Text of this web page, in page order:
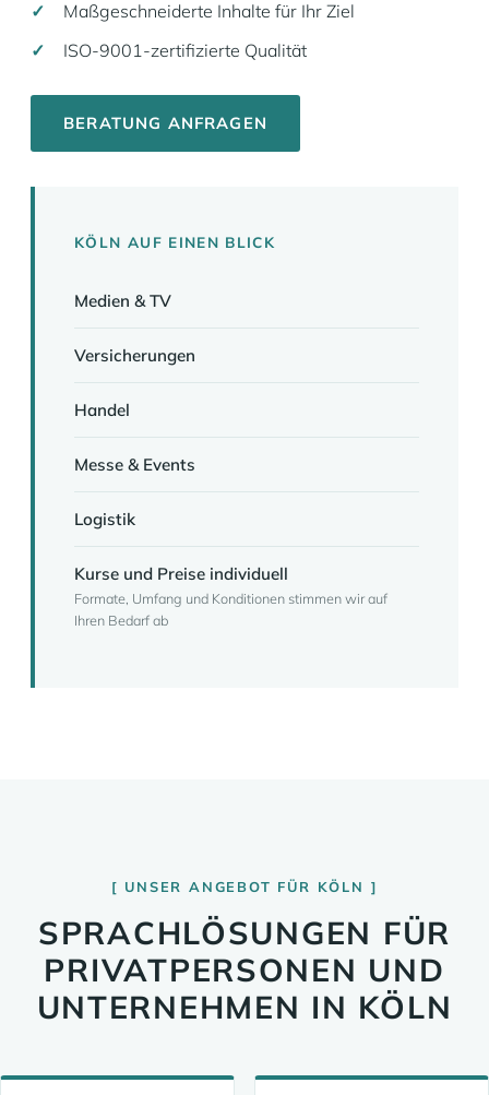
Maßgeschneiderte Inhalte für Ihr Ziel
ISO-9001-zertifizierte Qualität
BERATUNG ANFRAGEN
KÖLN AUF EINEN BLICK
Medien & TV
Versicherungen
Handel
Messe & Events
Logistik
Kurse und Preise individuell
Formate, Umfang und Konditionen stimmen wir auf
Ihren Bedarf ab
UNSER ANGEBOT FÜR KÖLN
SPRACHLÖSUNGEN FÜR
PRIVATPERSONEN UND
UNTERNEHMEN IN KÖLN